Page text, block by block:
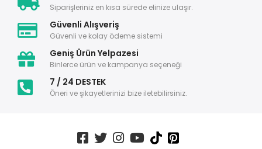
Siparişleriniz en kısa sürede elinize ulaşır.
Güvenli Alışveriş
Güvenli ve kolay ödeme sistemi
Geniş Ürün Yelpazesi
Binlerce ürün ve kampanya seçeneği
7 / 24 DESTEK
Öneri ve şikayetlerinizi bize iletebilirsiniz.